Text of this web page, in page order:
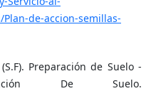
de-accion-semillas-
Preparación de Suelo -
De Suelo.